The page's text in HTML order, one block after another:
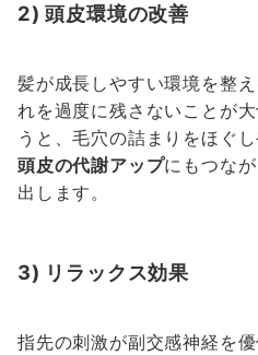
2) 頭皮環境の改善
髪が成長しやすい環境を整
れを過度に残さないことが
うと、毛穴の詰まりをほぐ
頭皮の代謝アップにもつな
出します。
3) リラックス効果
指先の刺激が副交感神経を